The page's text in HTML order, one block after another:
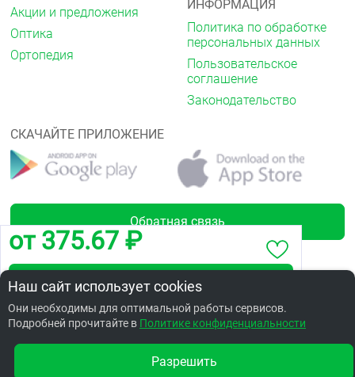
от 375.67 ₽
Забронировать по адресу ул.Товстухо,1А
Заказать в интернет аптеке по цене: 468.91 ₽
Другие аптеки
Акции и предложения
Оптика
Ортопедия
ИНФОРМАЦИЯ
Политика по обработке
персональных данных
Пользовательское
соглашение
Законодательство
СКАЧАЙТЕ ПРИЛОЖЕНИЕ
Обратная связь
Лицензии
Наш сайт использует cookies
Они необходимы для оптимальной работы сервисов.
Подробней прочитайте в Политике конфиденциальности
Разрешить